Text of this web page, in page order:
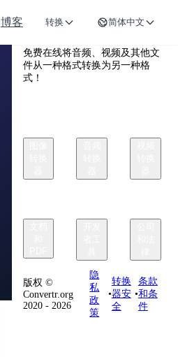
博客 转换 简体中文
Convertr.org
免费在线将音频、视频及其他文
件从一种格式转换为另一种格
式！
版权 ©
Convertr.org
2020 - 2026
隐
私
政
策
•
转换
器安
全
•
条款
和条
件